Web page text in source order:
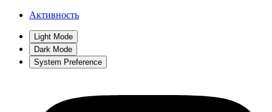
Активность
Light Mode
Dark Mode
System Preference